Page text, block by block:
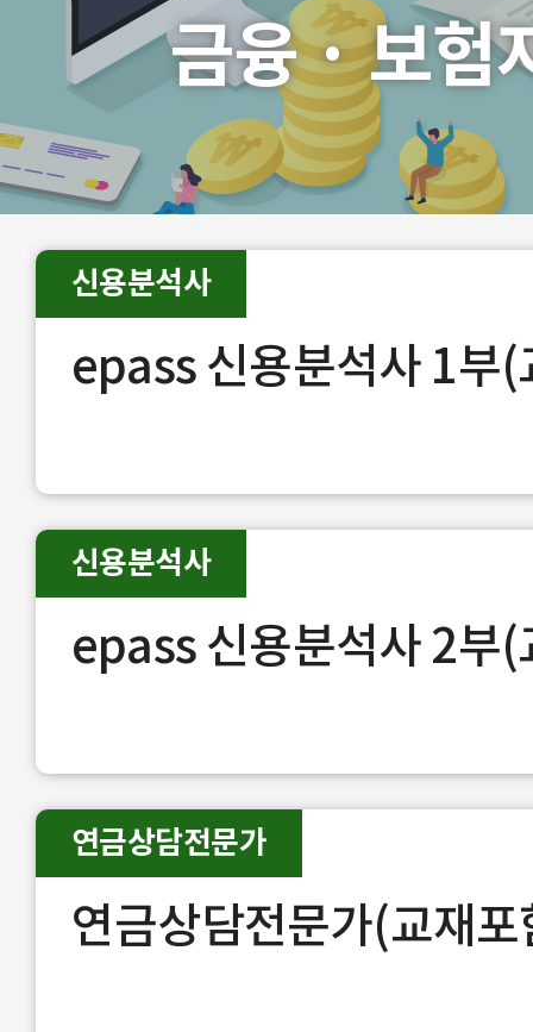
금융 · 보험
epass 신용분석사 1부(
신용분석사
epass 신용분석사 2부(
신용분석사
연금상담전문가(교재
연금상담전문가